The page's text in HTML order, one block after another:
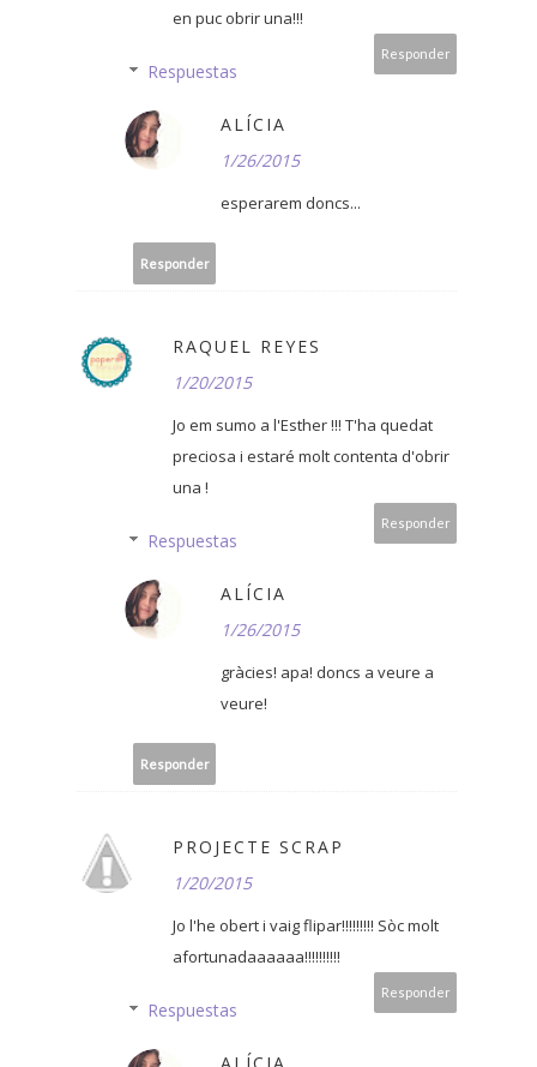
en puc obrir una!!!
Responder
Respuestas
ALÍCIA
1/26/2015
esperarem doncs...
Responder
RAQUEL REYES
1/20/2015
Jo em sumo a l'Esther !!! T'ha quedat
preciosa i estaré molt contenta d'obrir
una !
Responder
Respuestas
ALÍCIA
1/26/2015
gràcies! apa! doncs a veure a
veure!
Responder
PROJECTE SCRAP
1/20/2015
Jo l'he obert i vaig flipar!!!!!!!!! Sòc molt
afortunadaaaaaa!!!!!!!!!!
Responder
Respuestas